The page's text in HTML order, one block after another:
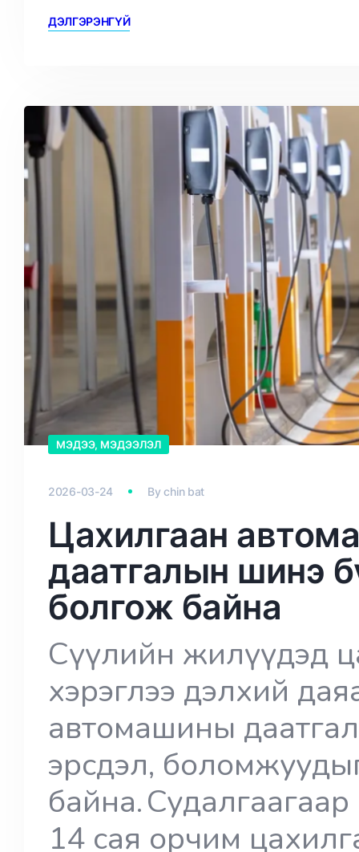
ДЭЛГЭРЭНГҮЙ
МЭДЭЭ, МЭДЭЭЛЭЛ
2026-03-24 Bychin bat
Цахилгаан
даатгалын шинэ
болгож байна
Сүүлийн жилүүдэд
хэрэглээ дэлхий
автомашины
эрсдэл,
байна.
14 сая орчим